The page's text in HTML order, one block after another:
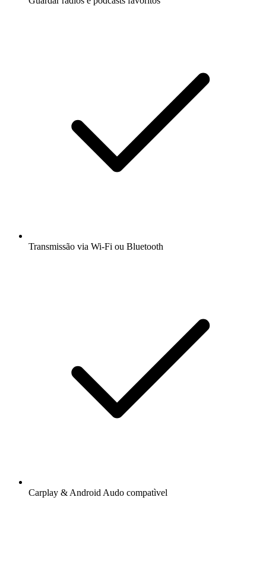
Transmissão via Wi-Fi ou Bluetooth
Carplay & Android Audo compatìvel